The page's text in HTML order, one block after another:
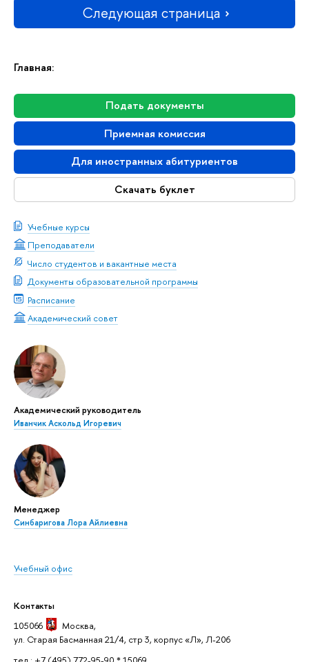
Главная:
Подать документы
Приемная комиссия
Для иностранных абитуриентов
Скачать буклет
Учебные курсы
Преподаватели
Число студентов и вакантные места
Документы образовательной программы
Расписание
Академический совет
Академический руководитель
Иванчик Аскольд Игоревич
Менеджер
Синбаригова Лора Айлиевна
Учебный офис
Контакты
105066
Москва,
ул. Старая Басманная 21/4, стр 3, корпус «Л», Л-206
Следующая страница